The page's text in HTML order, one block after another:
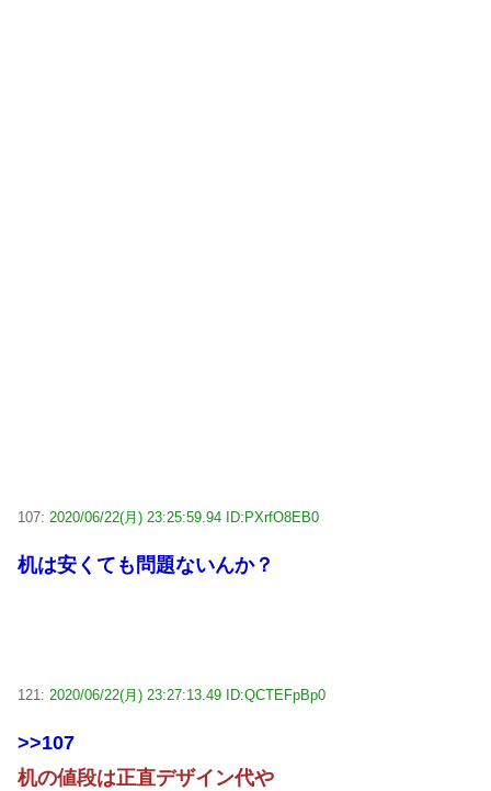
107: 2020/06/22(月) 23:25:59.94 ID:PXrfO8EB0
机は安くても問題ないんか？
121: 2020/06/22(月) 23:27:13.49 ID:QCTEFpBp0
>>107
机の値段は正直デザイン代や